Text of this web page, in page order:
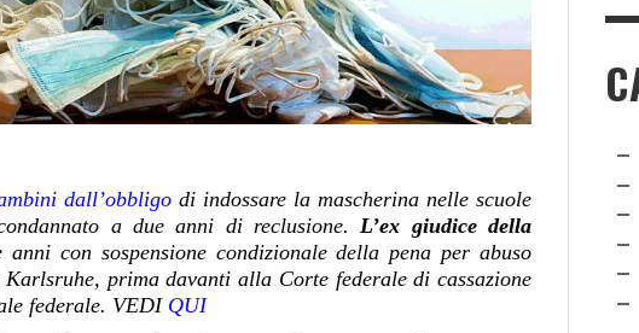
dall’obbligo di indossare la mascherina nelle scuole
a due anni di reclusione.L’ex giudice della
con sospensione condizionale della pena per abuso
prima davanti alla Corte federale di cassazione
federale. VEDI QUI